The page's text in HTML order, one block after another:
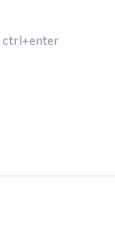
ctrl+enter